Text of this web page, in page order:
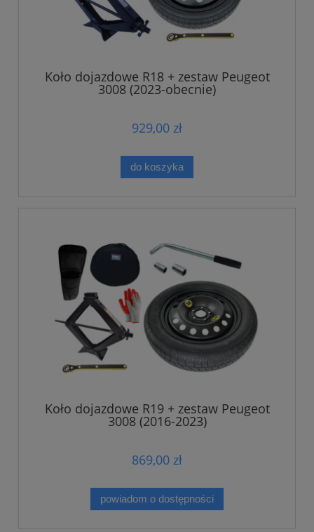
Koło dojazdowe R18 + zestaw Peugeot
3008 (2023-obecnie)
929,00 zł
do koszyka
Koło dojazdowe R19 + zestaw Peugeot
3008 (2016-2023)
869,00 zł
powiadom o dostępności